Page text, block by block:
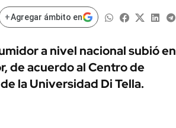
LIFESTYLE
AUTOS
+Agregar ámbito en
a nivel nacional subió en
de acuerdo al Centro de
la Universidad Di Tella.